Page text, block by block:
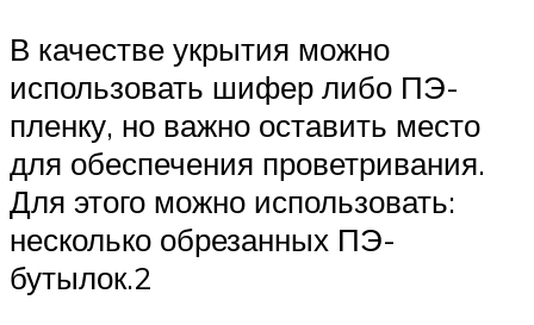
В качестве укрытия можно
использовать шифер либо ПЭ-
пленку, но важно оставить место
для обеспечения проветривания.
Для этого можно использовать:
несколько обрезанных ПЭ-
бутылок.2